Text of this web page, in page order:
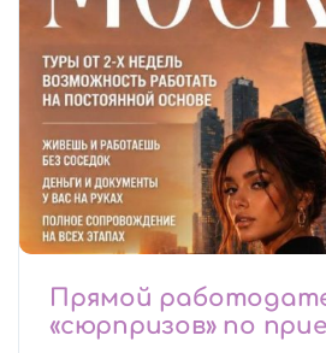
Прямой
«сюрпризов» по